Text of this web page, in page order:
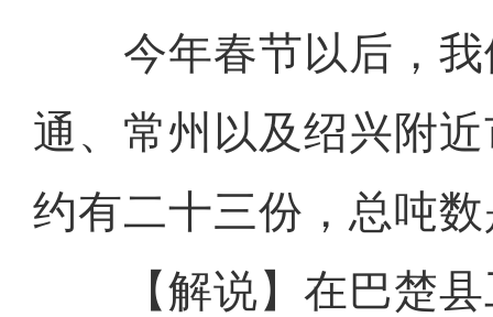
今年春节以后，我
通、常州以及绍兴附
约有二十三份，总吨
【解说】在巴楚县